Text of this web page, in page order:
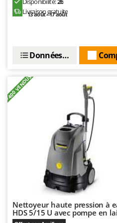
Pulvérisateurs
Pulvérisateurs portés
Rafraîchisseurs d'air
Rampes de
Râpes à fromage
Râteaux pour tracteur
Robots nettoyeurs de
Robots Tondeuses
Rogneuses de souches
Rouleaux pour tracteur
Scies à os
Scies à Ruban
GRIFO
Helvi
Idromatic
Imperia
Infaco
Intec
Livraison gratuite
13 août - 17 août
Données techniques
+400 VENDUS
Nettoyeur haute pression à
HDS 5/15 U avec pompe en